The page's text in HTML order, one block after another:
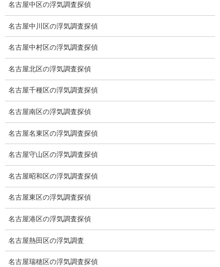
顧問弁護士のご案内
委任契約
低料金の理由
スキルの高さ＝高額料金？
適正料金
稼働制って何？
探偵
探偵を本業
調査機器
浮気調査
浮気調査プランのご案内
名古屋中区の浮気調査探偵
名古屋中川区の浮気調査探偵
名古屋中村区の浮気調査探偵
名古屋北区の浮気調査探偵
名古屋千種区の浮気調査探偵
名古屋南区の浮気調査探偵
名古屋名東区の浮気調査探偵
名古屋守山区の浮気調査探偵
名古屋昭和区の浮気調査探偵
名古屋東区の浮気調査探偵
名古屋港区の浮気調査探偵
名古屋熱田区の浮気調査
名古屋瑞穂区の浮気調査探偵